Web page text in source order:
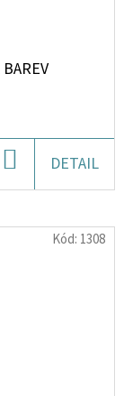
KOŠÍKU
DETAIL
Kód: 1308